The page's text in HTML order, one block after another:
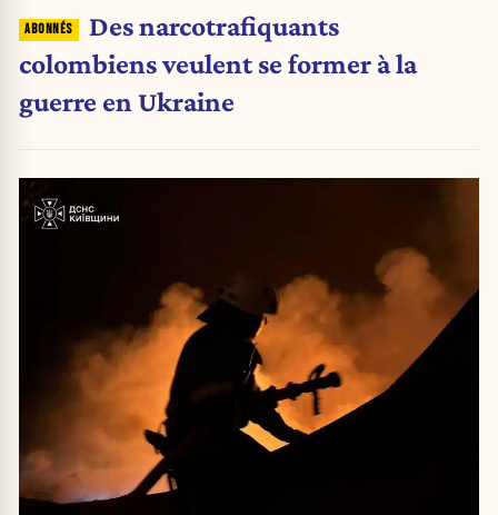
Des narcotrafiquants
colombiens veulent se former à la
guerre en Ukraine